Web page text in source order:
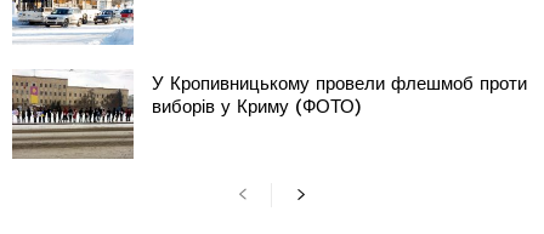
У Кропивницькому провели флешмоб проти
виборів у Криму (ФОТО)